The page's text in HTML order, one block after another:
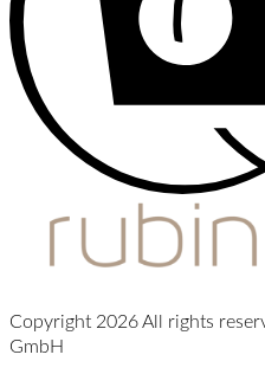
Copyright 2026 All rights
GmbH